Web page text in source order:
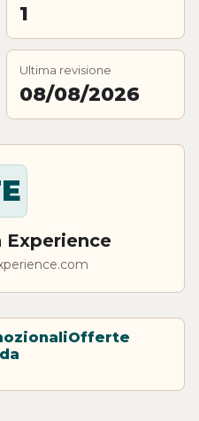
1
Ultima revisione
08/08/2026
Offerte